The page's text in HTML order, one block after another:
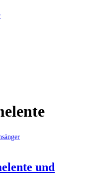
Hofbauer
und